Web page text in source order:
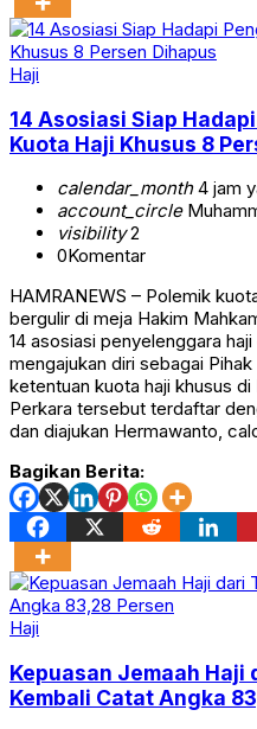
Haji
14 Asosiasi Siap
Kuota Haji Khusus 8
calendar_month4 jam
account_circle
visibility2
0Komentar
HAMRANEWS – Polemik
bergulir di meja Hakim
14 asosiasi penyelenggara
mengajukan diri sebagai
ketentuan kuota haji khusus
Perkara tersebut terdaftar
dan diajukan Hermawanto,
Bagikan Berita:
Haji
Kepuasan Jemaah Haji
Kembali Catat Angka